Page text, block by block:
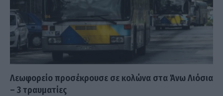
Λεωφορείο προσέκρουσε σε κολώνα στα Άνω Λιόσια
– 3 τραυματίες